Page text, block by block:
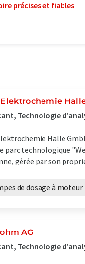
précises et fiables
Elektrochemie
Technologie
Halle
parc technologique
gérée par son
de dosage à moteur
AG
Technologie